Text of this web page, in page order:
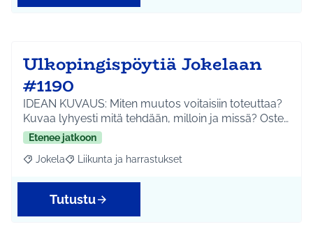
Ulkopingispöytiä Jokelaan
#1190
IDEAN KUVAUS: Miten muutos voitaisiin toteuttaa?
Kuvaa lyhyesti mitä tehdään, milloin ja missä? Oste…
Etenee jatkoon
Rajaa tulokset aihepiirin mukaan: Jokela
Jokela Rajaa tulokset teeman mukaan: Liikunta ja
Liikunta ja harrastukset
Tutustu